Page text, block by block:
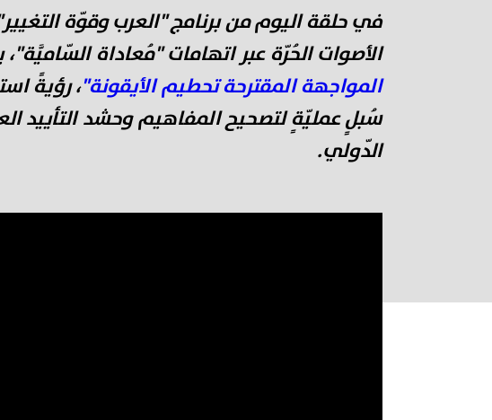
في حلقة اليوم من برنامج "العرب وقوّة
الأصوات الحُرّة عبر اتهامات "مُعاداة
المواجهة المقترحة تحطيم الأيقونة"، رؤيةً
سُبلٍ عمليّةٍ لتصحيح المفاهيم وحشد التأييد
الدّولي.